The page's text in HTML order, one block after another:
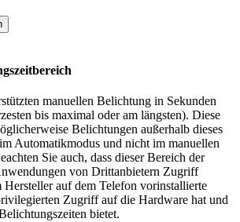
manuellen Belichtung in Sekunden
bis maximal oder am längsten). Diese
Belichtungen außerhalb dieses
Automatikmodus und nicht im manuellen
Sie auch, dass dieser Bereich der
von Drittanbietern Zugriff
Hersteller auf dem Telefon vorinstallierte
Zugriff auf die Hardware hat und
bietet.